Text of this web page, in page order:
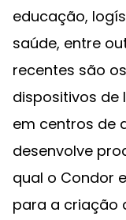
educação,
saúde, entre
recentes são
dispositivos de
em centros de
desenvolve
qual o Condor
para a criação